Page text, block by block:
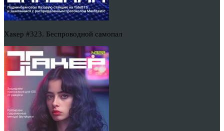
Хакер #323. Беспроводной самопал